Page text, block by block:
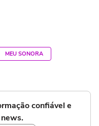
MEU SONORA
confiável e